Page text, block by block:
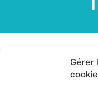
Gérer
2 juillet 2026